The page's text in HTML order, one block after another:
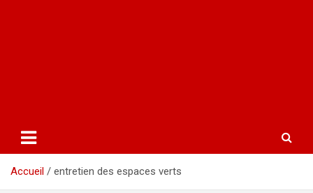
Accueil entretien des espaces verts